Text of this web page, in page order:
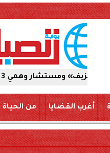
والاستيلاء على 5 ملايين جنيه
أغرب القضايا من الحياة